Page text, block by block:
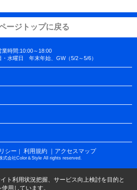
ージトップに戻る
業時間:10:00～18:00
・水曜日 年末年始、GW（5/2～5/6）
シー 利用規約 ｜アクセスマップ
式会社Color＆Style All rights reserved.
ト利用状況把握、サービス向上検討を目的と
用しています。